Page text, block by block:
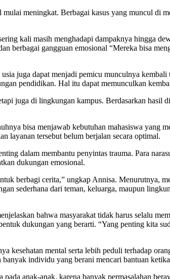
meningkat. Berbagai kasus yang muncul di
kali masih menghadapi dampaknya hingga
berbagai gangguan emosional “Mereka bisa
juga dapat menjadi pemicu munculnya
pendidikan. Hal itu dapat memunculkan
juga di lingkungan kampus. Berdasarkan hasil
bisa menjawab kebutuhan mahasiswa yang
layanan tersebut belum berjalan secara optimal.
dalam membantu penyintas trauma. Para
dukungan emosional.
berbagi cerita,” ungkap Annisa. Menurutnya,
sederhana dari teman, keluarga, maupun
bahwa masyarakat tidak harus selalu
dukungan yang berarti. “Yang penting kita
kesehatan mental serta lebih peduli terhadap
individu yang berani mencari bantuan
anak-anak, karena banyak permasalahan